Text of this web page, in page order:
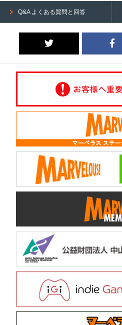
Q&A よくある質問と回答